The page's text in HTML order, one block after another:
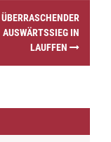
ÜBERRASCHENDER
AUSWÄRTSSIEG IN
LAUFFEN